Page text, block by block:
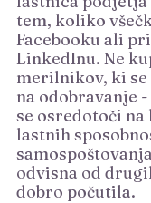
tem, koliko
Facebooku ali
LinkedInu. Ne
merilnikov, ki
na odobravanje
se osredotoči
lastnih
odvisna od
dobro počutila.